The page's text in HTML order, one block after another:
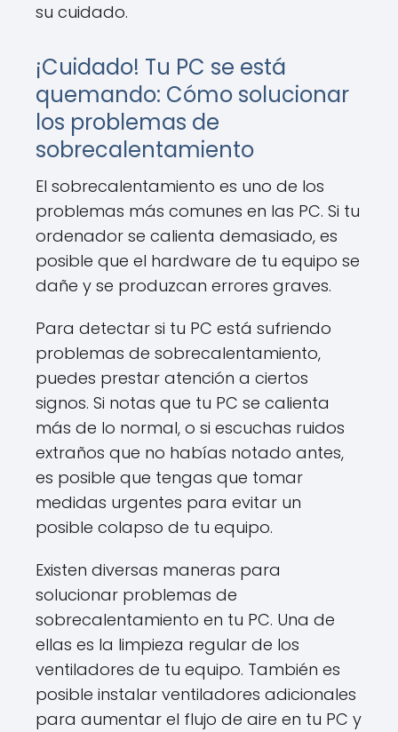
su cuidado.
¡Cuidado! Tu PC se está
quemando: Cómo solucionar
los problemas de
sobrecalentamiento
El sobrecalentamiento es uno de los
problemas más comunes en las PC. Si tu
ordenador se calienta demasiado, es
posible que el hardware de tu equipo se
dañe y se produzcan errores graves.
Para detectar si tu PC está sufriendo
problemas de sobrecalentamiento,
puedes prestar atención a ciertos
signos. Si notas que tu PC se calienta
más de lo normal, o si escuchas ruidos
extraños que no habías notado antes,
es posible que tengas que tomar
medidas urgentes para evitar un
posible colapso de tu equipo.
Existen diversas maneras para
solucionar problemas de
sobrecalentamiento en tu PC. Una de
ellas es la limpieza regular de los
ventiladores de tu equipo. También es
posible instalar ventiladores adicionales
para aumentar el flujo de aire en tu PC y